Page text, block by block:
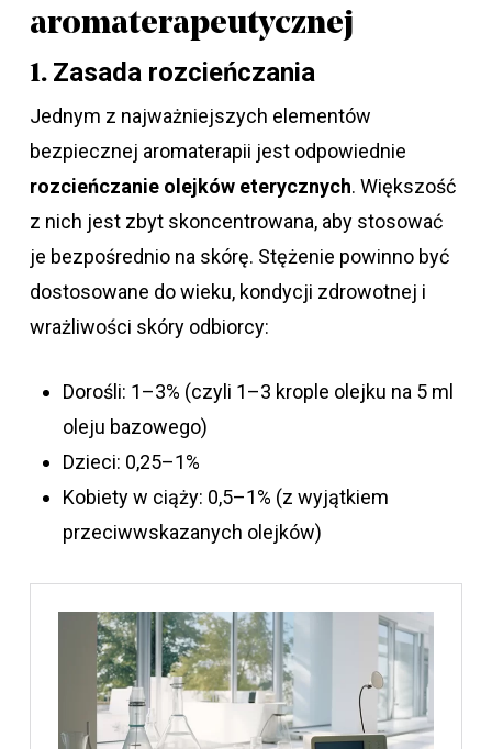
aromaterapeutycznej
1. Zasada rozcieńczania
Jednym z najważniejszych elementów
bezpiecznej aromaterapii jest odpowiednie
rozcieńczanie olejków eterycznych. Większość
z nich jest zbyt skoncentrowana, aby stosować
je bezpośrednio na skórę. Stężenie powinno być
dostosowane do wieku, kondycji zdrowotnej i
wrażliwości skóry odbiorcy:
Dorośli: 1–3% (czyli 1–3 krople olejku na 5 ml
oleju bazowego)
Dzieci: 0,25–1%
Kobiety w ciąży: 0,5–1% (z wyjątkiem
przeciwwskazanych olejków)